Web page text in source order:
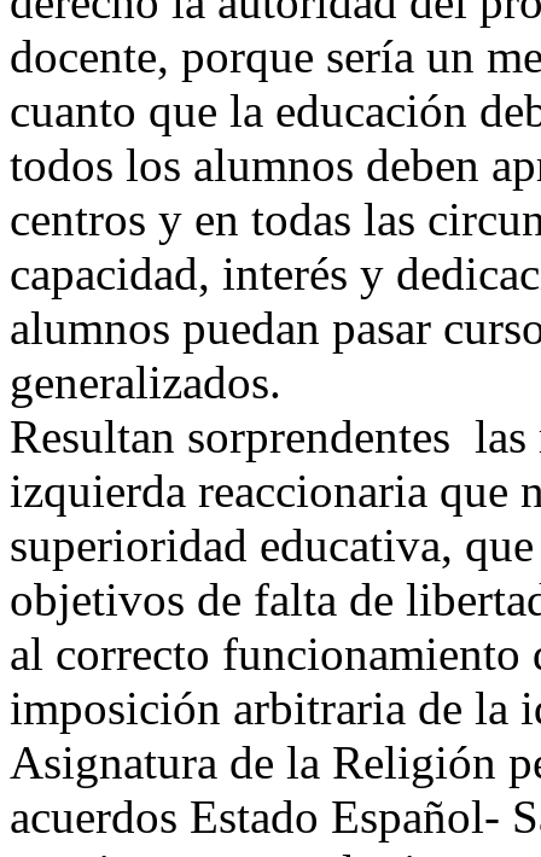
docente, porque sería un
cuanto que la educación
todos los alumnos deben
centros y en todas las
capacidad, interés y
alumnos puedan pasar
generalizados.
Resultan sorprendentes
izquierda reaccionaria que
superioridad educativa,
objetivos de falta de
al correcto funcionamiento
imposición arbitraria de la
Asignatura de la Religión
acuerdos Estado Español-